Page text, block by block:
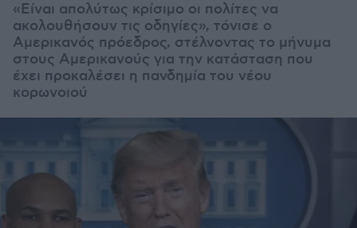
«Είναι απολύτως κρίσιμο οι πολίτες να
ακολουθήσουν τις οδηγίες», τόνισε ο
Αμερικανός πρόεδρος, στέλνοντας το μήνυμα
στους Αμερικανούς για την κατάσταση που
έχει προκαλέσει η πανδημία του νέου
κορωνοιού